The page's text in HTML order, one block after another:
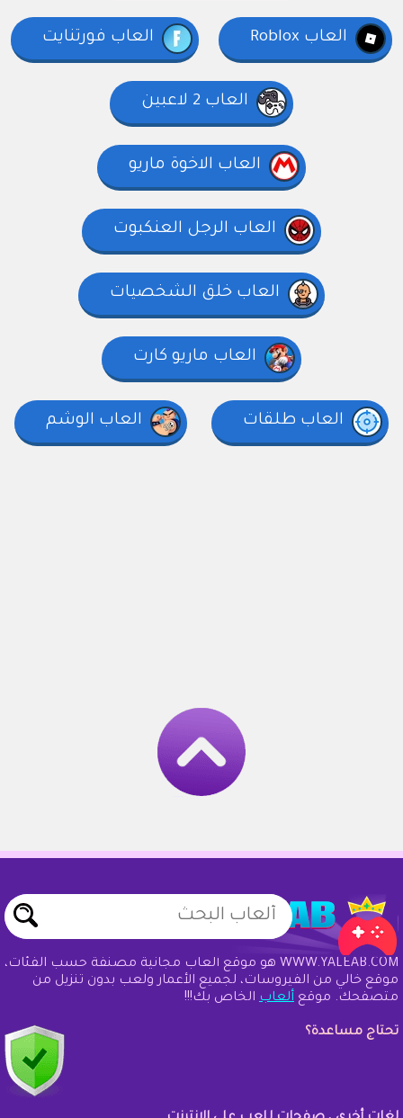
العاب Roblox العاب فورتنايت
العاب 2 لاعبين
العاب الاخوة ماريو
العاب الرجل العنكبوت
العاب خلق الشخصيات
العاب ماريو كارت
العاب طلقات العاب الوشم
WWW.YALEAB.COM هو موقع ألعاب مجانية مصنفة حسب الفئات،
موقع خالي من الفيروسات، لجميع الأعمار ولعب بدون تنزيل من
متصفحك. موقع ألعاب الخاص بك!!!
تحتاج مساعدة؟